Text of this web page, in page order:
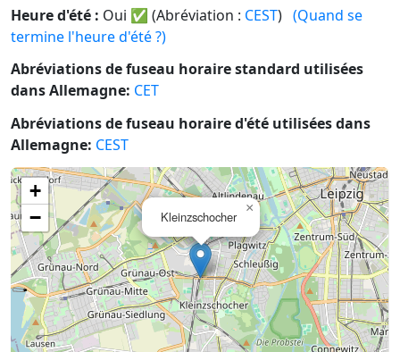
Heure d'été : Oui ✅ (Abréviation : CEST) (Quand se
termine l'heure d'été ?)
Abréviations de fuseau horaire standard utilisées
dans Allemagne: CET
Abréviations de fuseau horaire d'été utilisées dans
Allemagne: CEST
Kleinzschocher
×
+
−